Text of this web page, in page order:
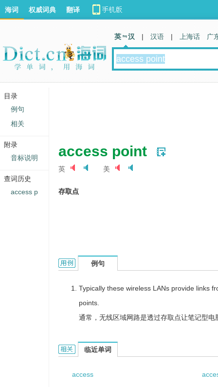
access point
英 美
存取点
access point的用法和样例：
例句
Typically these wireless LANs provide links
points.
通常，无线区域网路是透过存取点让笔记型
access point的相关资料：
临近单词
access
海词 权威词典 翻译
英 汉 | 汉语 | 上海话 广
目录
例句
相关
附录
音标说明
查词历史
access p